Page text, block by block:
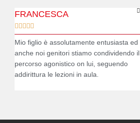
FRANCESCA
    
Mio figlio è assolutamente entusiasta ed
anche noi genitori stiamo condividendo il
percorso agonistico on lui, seguendo
addirittura le lezioni in aula.